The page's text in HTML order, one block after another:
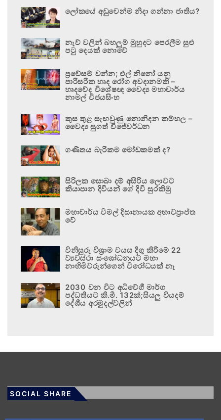
ලෝකයේ අඩුවෙන්ම නිදා ගන්නා ජාතිය?
නැව් වලින් බහලුම් මුහුදට පෙරලීම සුළු
පටු දෙයක් නොවේ
ප්‍රවේසම් වන්න; එල් නිනෝ යනු
පාරිසරික හෘද රෝග අවදානමකි –
හෘදවේද විශේෂඥ වෛද්‍ය මහාචාර්ය
නාමල් විජයසිංහ
කුස තුළ සැඟවුණු නොනිදන කම්හල –
වෛද්‍ය සුගත් විජේවර්ධන
ගණිතය බැරිකම මෝඩකමක් ද?
සිරිලක සොබා දම් අසිරිය ලොවට
කියාපාන දිවියන් ගේ දිවි සුරකිමු
මහාචාර්ය විමල් දිසානායක අභාවප්‍රාප්ත
වේ
විනිසුරු විශ්‍රාම වයස දිගු කිරීමේ 22
ව්‍යවස්ථා සංශෝධනයට මහා
නාහිමිවරුන්ගෙන් විරෝධයක් නෑ
2030 වන විට අධිවේගී මාර්ග
පද්ධතියට කි.මී. 132ක්;සියලු වියදම්
දේශීය අරමුදල්වලින්
SOCIAL SHARE